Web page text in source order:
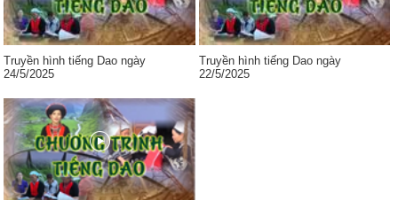
Truyền hình tiếng Dao ngày
24/5/2025
Truyền hình tiếng Dao ngày
22/5/2025